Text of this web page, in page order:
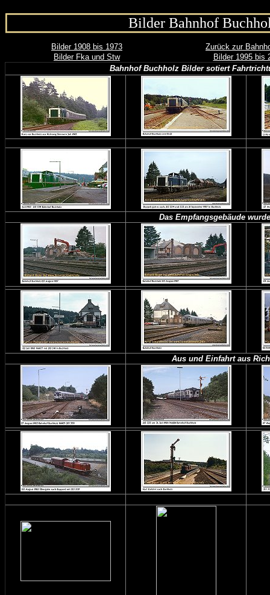
Bilder Bahnhof
Bilder 1908 bis 1973
Zurück zur
Bilder Fka und Stw
Bilder 1995 bis
Bahnhof Buchholz Bilder sotiert
Das Empfangsgebäude
Aus und Einfahrt aus